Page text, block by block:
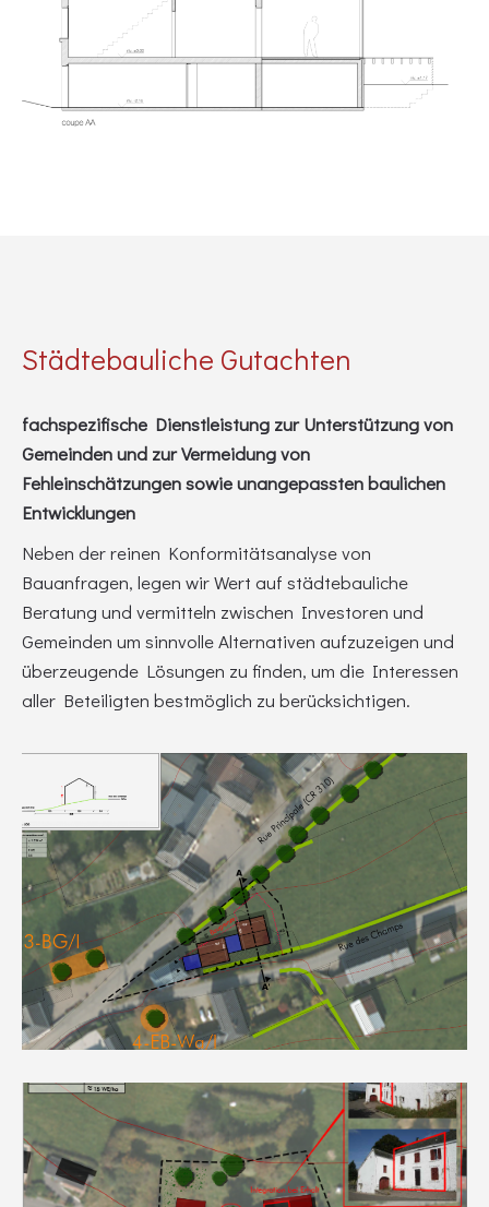
Städtebauliche Gutachten
fachspezifische Dienstleistung zur Unterstützung von
Gemeinden und zur Vermeidung von
Fehleinschätzungen sowie unangepassten baulichen
Entwicklungen
Neben der reinen Konformitätsanalyse von
Bauanfragen, legen wir Wert auf städtebauliche
Beratung und vermitteln zwischen Investoren und
Gemeinden um sinnvolle Alternativen aufzuzeigen und
überzeugende Lösungen zu finden, um die Interessen
aller Beteiligten bestmöglich zu berücksichtigen.